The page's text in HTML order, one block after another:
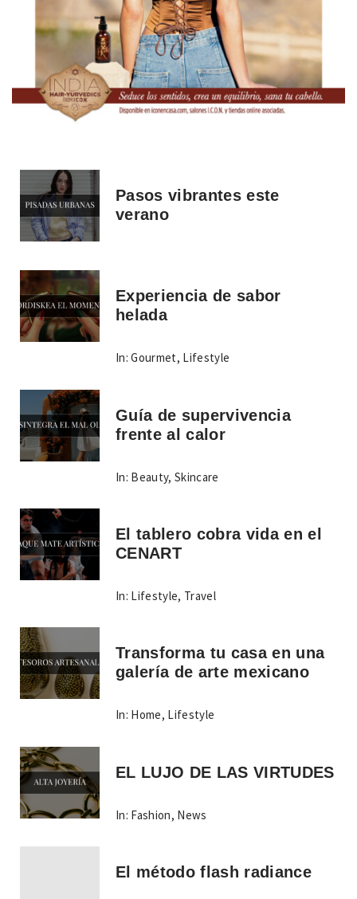
Pasos vibrantes este
verano
Experiencia de sabor
helada
In: Gourmet, Lifestyle
Guía de supervivencia
frente al calor
In: Beauty,Skincare
El tablero cobra vida en el
CENART
In: Lifestyle, Travel
Transforma tu casa en una
galería de arte mexicano
In: Home, Lifestyle
EL LUJO DE LAS VIRTUDES
In: Fashion, News
El método flash radiance